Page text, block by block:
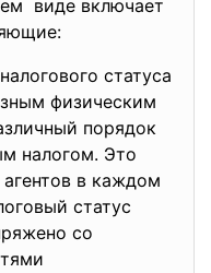
виде включает
статуса
физическим
порядок
налогом. Это
агентов в каждом
статус
со